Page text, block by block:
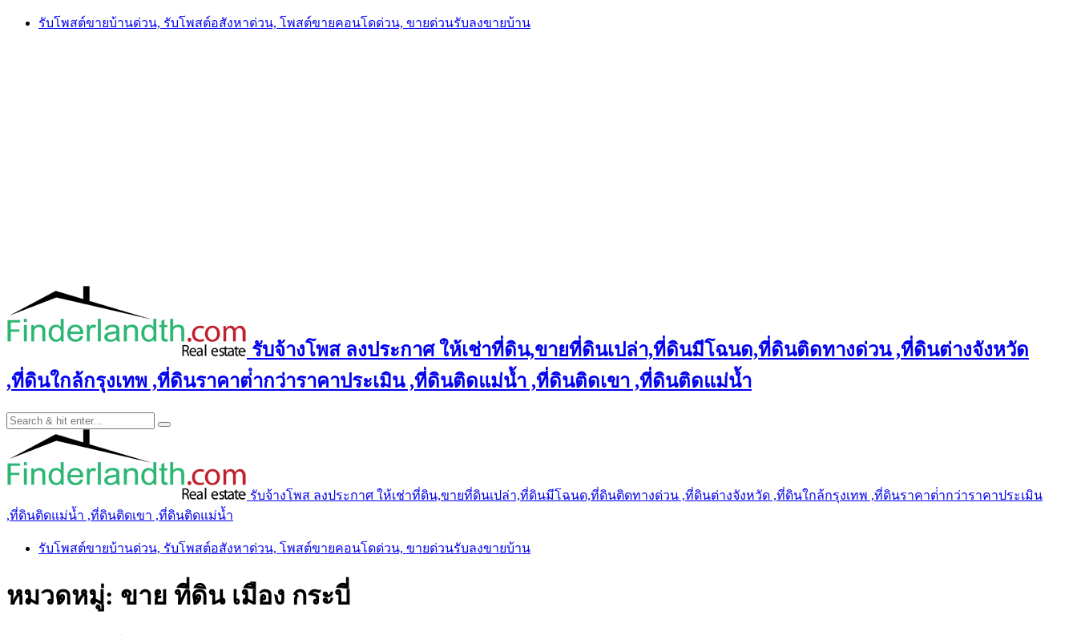
Skip
รับโพสต์ขายบ้านด่วน, รับโพสต์อสังหาด่วน, โพสต์ขายคอนโดด่วน, ขายด่วนรับลงขายบ้าน
รับจ้างโพส ลงประกาศ ให้เช่าที่ดิน,ขายที่ดินเปล่า,ที่ดินมีโฉนด,ที่ดินติดทางด่วน ,ที่ดินต่างจังหวัด
,ที่ดินใกล้กรุงเทพ ,ที่ดินราคาต่ํากว่าราคาประเมิน ,ที่ดินติดแม่น้ำ ,ที่ดินติดเขา ,ที่ดินติดแม่น้ำ
รับจ้างโพส ลงประกาศ ให้เช่าที่ดิน,ขายที่ดินเปล่า,ที่ดินมีโฉนด,ที่ดินติดทางด่วน ,ที่ดินต่างจังหวัด ,ที่ดินใกล้กรุงเทพ ,ที่ดินราคาต่ํากว่าราคาประเมิน
,ที่ดินติดแม่น้ำ ,ที่ดินติดเขา ,ที่ดินติดแม่น้ำ
รับโพสต์ขายบ้านด่วน, รับโพสต์อสังหาด่วน, โพสต์ขายคอนโดด่วน, ขายด่วนรับลงขายบ้าน
หมวดหมู่: ขาย ที่ดิน เมือง กระบี่